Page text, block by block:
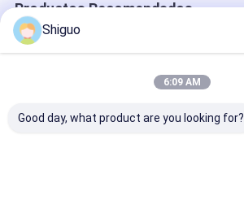
Productos Recomendados
Shiguo
6:09 AM
Good day, what product are you looking for?